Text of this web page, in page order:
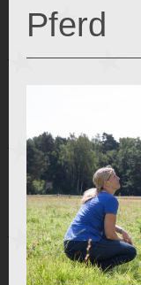
Pferd